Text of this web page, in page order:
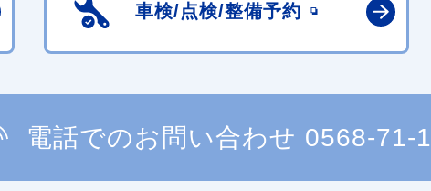
車検/点検/整備予約
電話でのお問い合わせ 0568-71-